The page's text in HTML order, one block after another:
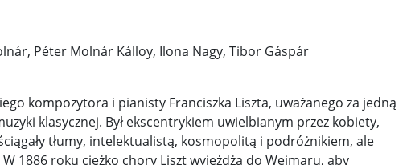
Péter Molnár Kálloy, Ilona Nagy, Tibor Gáspár
kompozytora i pianisty Franciszka Liszta, uważanego za jedną
klasycznej. Był ekscentrykiem uwielbianym przez kobiety,
tłumy, intelektualistą, kosmopolitą i podróżnikiem, ale
1886 roku ciężko chory Liszt wyjeżdża do Weimaru, aby